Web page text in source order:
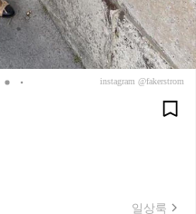
instagram @fakerstrom
일상룩